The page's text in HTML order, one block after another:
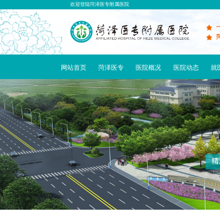
欢迎登陆菏泽医专附属医院
网站首页 菏泽医专 医院概况 医院动态 就